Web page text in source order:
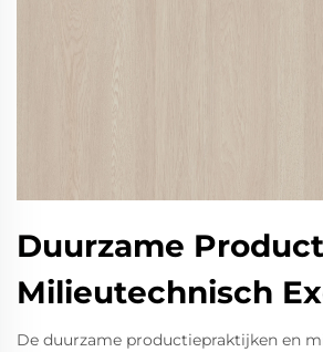
Duurzame
Milieutechnisch
De duurzame productiepraktijken en